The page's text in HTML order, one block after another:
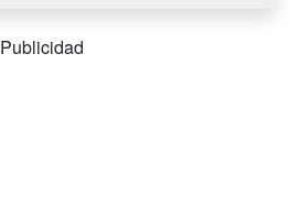
Publicidad